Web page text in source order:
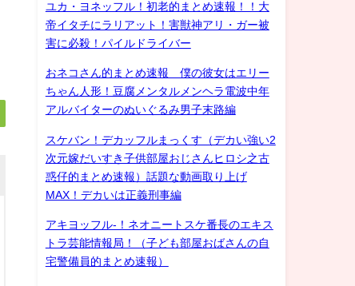
ユカ・ヨネッフル！初老的まとめ速報！！大
帝イタチにラリアット！害獣神アリ・ガー被
害に必殺！パイルドライバー
おネコさん的まとめ速報 僕の彼女はエリー
ちゃん人形！豆腐メンタルメンヘラ電波中年
アルバイターのぬいぐるみ男子末路編
スケバン！デカッフルまっくす（デカい強い2
次元嫁だいすき子供部屋おじさんヒロシ之古
惑仔的まとめ速報）話題な動画取り上げ
MAX！デカいは正義刑事編
アキヨッフル-！ネオニートスケ番長のエキス
トラ芸能情報局！（子ども部屋おばさんの自
宅警備員的まとめ速報）